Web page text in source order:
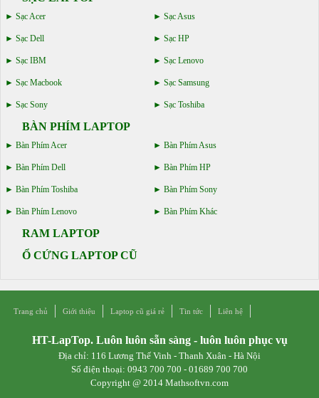
Sạc Acer Sạc Asus
Sạc Dell Sạc HP
Sạc IBM Sạc Lenovo
Sạc Macbook Sạc Samsung
Sạc Sony Sạc Toshiba
BÀN PHÍM LAPTOP
Bàn Phím Acer Bàn Phím Asus
Bàn Phím Dell Bàn Phím HP
Bàn Phím Toshiba Bàn Phím Sony
Bàn Phím Lenovo Bàn Phím Khác
RAM LAPTOP
Ổ CỨNG LAPTOP CŨ
Trang chủ Giới thiệu Laptop cũ giá rẻ Tin tức Liên hệ
HT-LapTop. Luôn luôn sẵn sàng - luôn luôn phục vụ
Địa chỉ: 116 Lương Thế Vinh - Thanh Xuân - Hà Nội
Số điện thoại: 0943 700 700 - 01689 700 700
Copyright @ 2014 Mathsoftvn.com